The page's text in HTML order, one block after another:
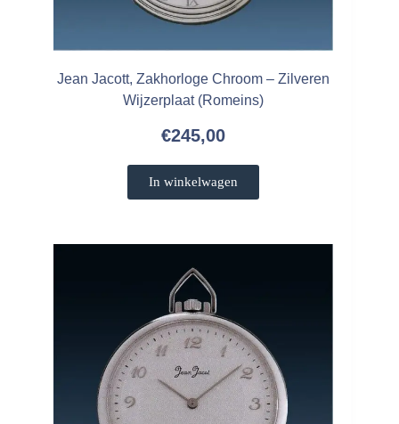
Jean Jacott, Zakhorloge Chroom – Zilveren
Wijzerplaat (Romeins)
€245,00
In winkelwagen